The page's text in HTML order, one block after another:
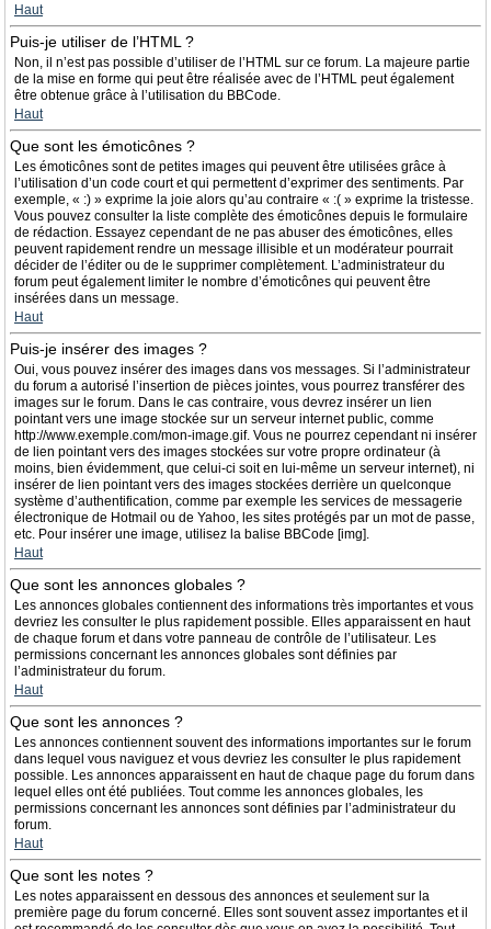
Haut
Puis-je utiliser de l’HTML ?
Non, il n’est pas possible d’utiliser de l’HTML sur ce forum. La majeure partie
de la mise en forme qui peut être réalisée avec de l’HTML peut également
être obtenue grâce à l’utilisation du BBCode.
Haut
Que sont les émoticônes ?
Les émoticônes sont de petites images qui peuvent être utilisées grâce à
l’utilisation d’un code court et qui permettent d’exprimer des sentiments. Par
exemple, « :) » exprime la joie alors qu’au contraire « :( » exprime la tristesse.
Vous pouvez consulter la liste complète des émoticônes depuis le formulaire
de rédaction. Essayez cependant de ne pas abuser des émoticônes, elles
peuvent rapidement rendre un message illisible et un modérateur pourrait
décider de l’éditer ou de le supprimer complètement. L’administrateur du
forum peut également limiter le nombre d’émoticônes qui peuvent être
insérées dans un message.
Haut
Puis-je insérer des images ?
Oui, vous pouvez insérer des images dans vos messages. Si l’administrateur
du forum a autorisé l’insertion de pièces jointes, vous pourrez transférer des
images sur le forum. Dans le cas contraire, vous devrez insérer un lien
pointant vers une image stockée sur un serveur internet public, comme
http://www.exemple.com/mon-image.gif. Vous ne pourrez cependant ni insérer
de lien pointant vers des images stockées sur votre propre ordinateur (à
moins, bien évidemment, que celui-ci soit en lui-même un serveur internet), ni
insérer de lien pointant vers des images stockées derrière un quelconque
système d’authentification, comme par exemple les services de messagerie
électronique de Hotmail ou de Yahoo, les sites protégés par un mot de passe,
etc. Pour insérer une image, utilisez la balise BBCode [img].
Haut
Que sont les annonces globales ?
Les annonces globales contiennent des informations très importantes et vous
devriez les consulter le plus rapidement possible. Elles apparaissent en haut
de chaque forum et dans votre panneau de contrôle de l’utilisateur. Les
permissions concernant les annonces globales sont définies par
l’administrateur du forum.
Haut
Que sont les annonces ?
Les annonces contiennent souvent des informations importantes sur le forum
dans lequel vous naviguez et vous devriez les consulter le plus rapidement
possible. Les annonces apparaissent en haut de chaque page du forum dans
lequel elles ont été publiées. Tout comme les annonces globales, les
permissions concernant les annonces sont définies par l’administrateur du
forum.
Haut
Que sont les notes ?
Les notes apparaissent en dessous des annonces et seulement sur la
première page du forum concerné. Elles sont souvent assez importantes et il